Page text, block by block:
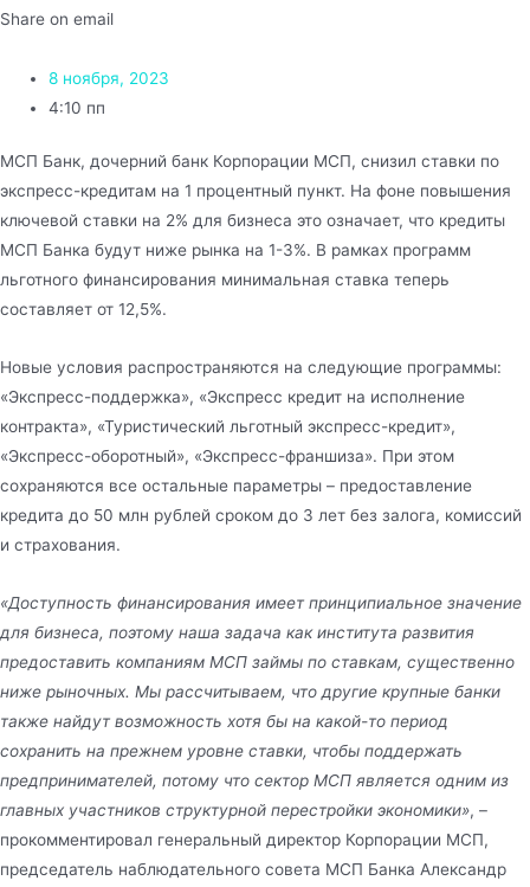
Share on email
8 ноября, 2023
4:10 пп
МСП Банк, дочерний банк Корпорации МСП, снизил ставки по
экспресс-кредитам на 1 процентный пункт. На фоне повышения
ключевой ставки на 2% для бизнеса это означает, что кредиты
МСП Банка будут ниже рынка на 1-3%. В рамках программ
льготного финансирования минимальная ставка теперь
составляет от 12,5%.
Новые условия распространяются на следующие программы:
«Экспресс-поддержка», «Экспресс кредит на исполнение
контракта», «Туристический льготный экспресс-кредит»,
«Экспресс-оборотный», «Экспресс-франшиза». При этом
сохраняются все остальные параметры – предоставление
кредита до 50 млн рублей сроком до 3 лет без залога, комиссий
и страхования.
«Доступность финансирования имеет принципиальное значение
для бизнеса, поэтому наша задача как института развития
предоставить компаниям МСП займы по ставкам, существенно
ниже рыночных. Мы рассчитываем, что другие крупные банки
также найдут возможность хотя бы на какой-то период
сохранить на прежнем уровне ставки, чтобы поддержать
предпринимателей, потому что сектор МСП является одним из
главных участников структурной перестройки экономики», –
прокомментировал генеральный директор Корпорации МСП,
председатель наблюдательного совета МСП Банка Александр